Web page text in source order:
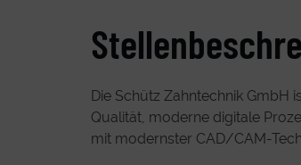
Die Schütz Zahntechnik GmbH
Qualität, moderne digitale
mit modernster CAD/CAM-